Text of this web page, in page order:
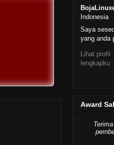
Indonesia
Saya
yang anda
Lihat profil
lengkapku
Award